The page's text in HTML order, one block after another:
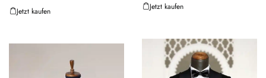
Jetzt kaufen Jetzt kaufen